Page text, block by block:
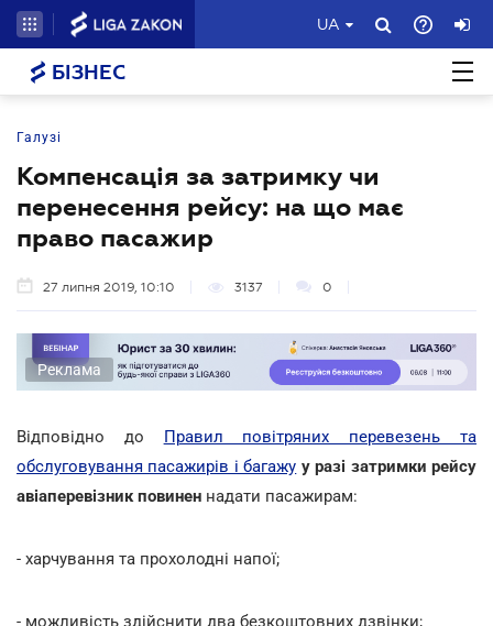
UA
БІЗНЕС
Галузі
Компенсація за затримку чи
перенесення рейсу: на що має
право пасажир
27 липня 2019, 10:10 3137 0
Реклама
Відповідно до Правил повітряних перевезень та
обслуговування пасажирів і багажу у разі затримки рейсу
авіаперевізник повинен надати пасажирам:
- харчування та прохолодні напої;
- можливість здійснити два безкоштовних дзвінки;